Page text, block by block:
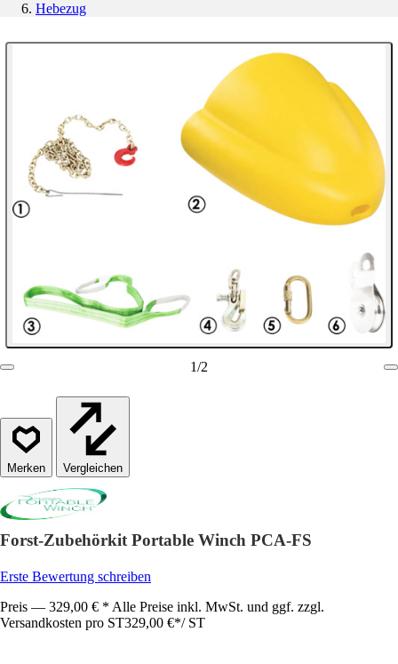
Hebezug
1/2
Vergleichen
Forst-Zubehörkit Portable Winch PCA-FS
Erste Bewertung schreiben
Preis — 329,00 € * Alle Preise inkl. MwSt. und ggf. zzgl.
Versandkosten pro ST329,00 €*/ ST